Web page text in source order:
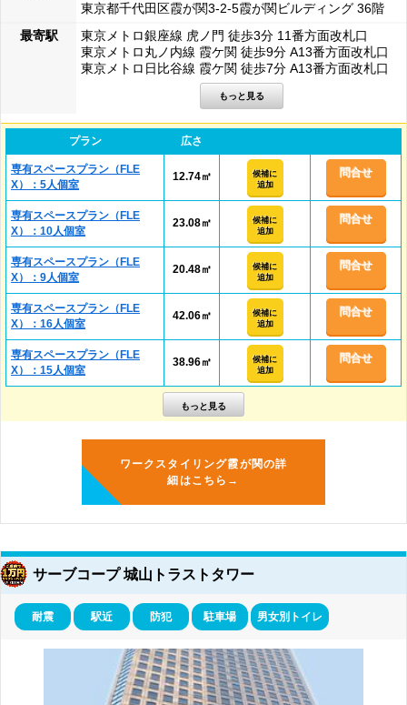
東京都千代田区霞が関3-2-5霞が関ビルディング 36階
最寄駅
東京メトロ銀座線 虎ノ門 徒歩3分 11番方面改札口
東京メトロ丸ノ内線 霞ケ関 徒歩9分 A13番方面改札口
東京メトロ日比谷線 霞ケ関 徒歩7分 A13番方面改札口
プラン 広さ
専有スペースプラン（FLE
X）：5人個室
12.74㎡
候補に
追加
問合せ
専有スペースプラン（FLE
X）：10人個室
23.08㎡
候補に
追加
問合せ
専有スペースプラン（FLE
X）：9人個室
20.48㎡
候補に
追加
問合せ
専有スペースプラン（FLE
X）：16人個室
42.06㎡
候補に
追加
問合せ
専有スペースプラン（FLE
X）：15人個室
38.96㎡
候補に
追加
問合せ
ワークスタイリング霞が関の詳
細はこちら→
サーブコープ 城山トラストタワー
耐震 駅近 防犯 駐車場 男女別トイレ